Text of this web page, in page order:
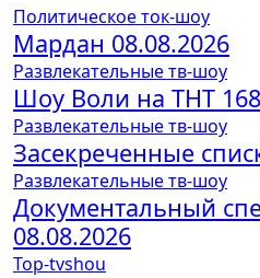
Политическое ток-шоу
Мардан 08.08.2026
Развлекательные тв-шоу
Шоу Воли на ТНТ
Развлекательные тв-шоу
Засекреченные
Развлекательные тв-шоу
Документальный
08.08.2026
Top-tvshou